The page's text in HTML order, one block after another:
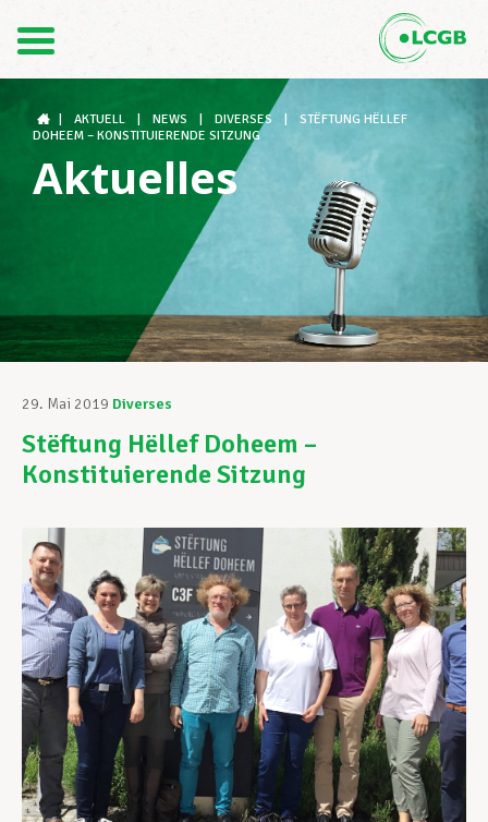
FR
Der LCGB
Gewerkschaftsstrukturen
Unterstützung im Arbeitsalltag
Ihre Rechte
Unterstützung im Privatleben
Berufliche Weiterentwicklung
Mitglied werden
Aktuell
AKTUELL NEWS DIVERSES
STËFTUNG HËLLEF
DOHEEM – KONSTITUIERENDE SITZUNG
Aktuelles
29. Mai 2019 Diverses
Stëftung Hëllef Doheem –
Konstituierende Sitzung